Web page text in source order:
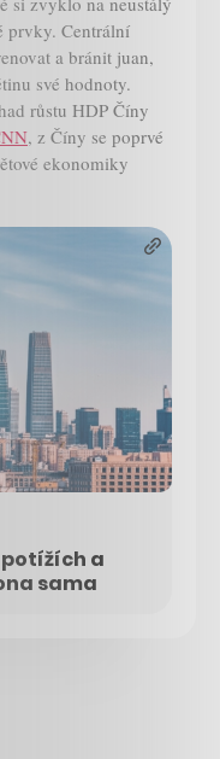
prvky. Centrální
a bránit juan,
své hodnoty.
růstu HDP Číny
, z Číny se poprvé
ekonomiky
a
sama